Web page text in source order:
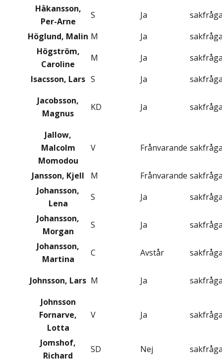
Håkansson,
Per-Arne
S Ja
Höglund, Malin M Ja
Högström,
Caroline
M Ja
Isacsson, Lars S Ja
Jacobsson,
Magnus
KD Ja
Jallow,
Malcolm
Momodou
V Frånvarande
Jansson, Kjell M Frånvarande
Johansson,
Lena
S Ja
Johansson,
Morgan
S Ja
Johansson,
Martina
C Avstår
Johnsson, Lars M Ja
Johnsson
Fornarve,
Lotta
V Ja
Jomshof,
Richard
SD Nej